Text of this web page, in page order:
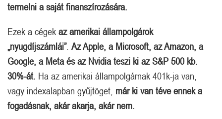
termelni a saját finanszírozására.
Ezek a cégek az amerikai állampolgárok
„nyugdíjszámlái”. Az Apple, a Microsoft, az Amazon, a
Google, a Meta és az Nvidia teszi ki az S&P 500 kb.
30%-át. Ha az amerikai állampolgárnak 401k-ja van,
vagy indexalapban gyűjtöget, már ki van téve ennek a
fogadásnak, akár akarja, akár nem.